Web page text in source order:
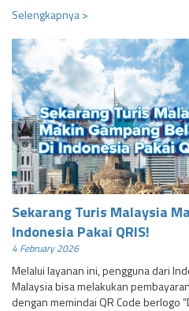
Selengkapnya >
Sekarang Turis Malaysia
Indonesia Pakai QRIS!
4 February 2026
Melalui layanan ini, pengguna dari
Malaysia bisa melakukan
dengan memindai QR Code berlogo